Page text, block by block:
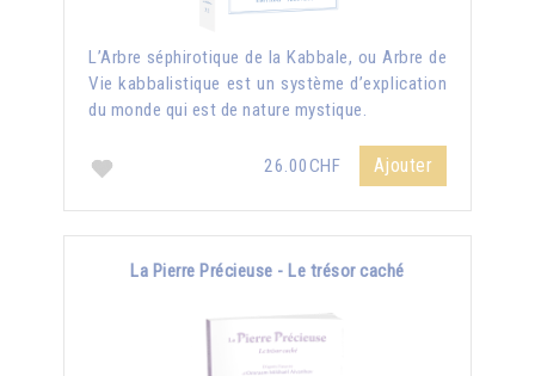
L’Arbre séphirotique de la Kabbale, ou Arbre de
Vie kabbalistique est un système d’explication
du monde qui est de nature mystique.
26.00CHF Ajouter
La Pierre Précieuse - Le trésor caché